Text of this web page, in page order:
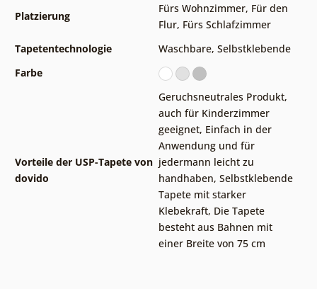
Platzierung
Fürs Wohnzimmer, Für den
Flur, Fürs Schlafzimmer
Tapetentechnologie
Waschbare, Selbstklebende
Farbe
Vorteile der USP-Tapete von
dovido
Geruchsneutrales Produkt,
auch für Kinderzimmer
geeignet, Einfach in der
Anwendung und für
jedermann leicht zu
handhaben, Selbstklebende
Tapete mit starker
Klebekraft, Die Tapete
besteht aus Bahnen mit
einer Breite von 75 cm